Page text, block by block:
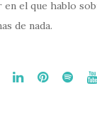
el que hablo
de nada.